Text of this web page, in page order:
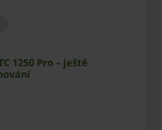
1250 Pro – ještě